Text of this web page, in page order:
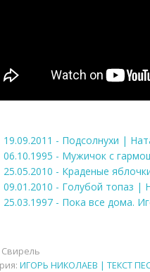
19.09.2011 - Подсолнухи |
06.10.1995 - Мужичок с
25.05.2010 - Краденые
09.01.2010 - Голубой топаз |
25.03.1997 - Пока все дома.
Свирель
ИГОРЬ НИКОЛАЕВ | ТЕКСТ